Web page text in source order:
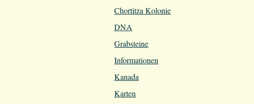
Chortitza Kolonie
DNA
Grabsteine
Informationen
Kanada
Karten